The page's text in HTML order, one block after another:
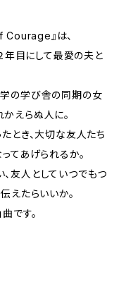
』は、
目にして最愛の夫と
の学び舎の同期の女
えらぬ人に。
とき、大切な友人たち
てあげられるか。
友人としていつでもつ
えたらいいか。
です。